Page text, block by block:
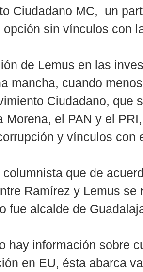
Ciudadano MC,  un
opción sin vínculos con
de Lemus en las
mancha, cuando
Ciudadano, que
Morena, el PAN y el
y vínculos con
que de
Ramírez y Lemus se
fue alcalde de
hay información sobre
en EU, ésta abarca